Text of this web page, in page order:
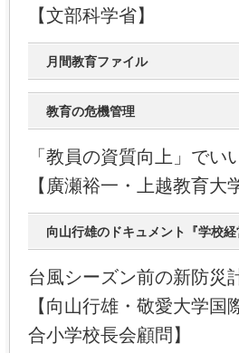
【文部科学省】
月間教育ファイル
教育の危機管理
「教員の資質向上」でい
【廣瀬裕一・上越教育大
向山行雄のドキュメント『学校経
台風シーズン前の新防災
【向山行雄・敬愛大学
合小学校長会顧問】